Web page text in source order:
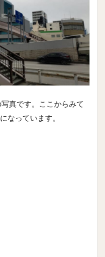
真です。ここからみて
なっています。